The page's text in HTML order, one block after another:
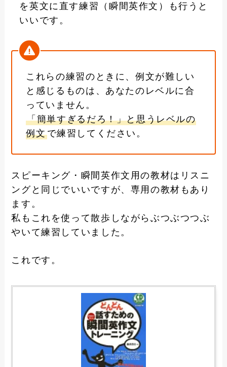
を英文に直す練習（瞬間英作文）も行うと
いいです。
これらの練習のときに、例文が難しい
と感じるものは、あなたのレベルに合
っていません。
「簡単すぎるだろ！」と思うレベルの
例文で練習してください。
スピーキング・瞬間英作文用の教材はリスニ
ングと同じでいいですが、専用の教材もあり
ます。
私もこれを使って散歩しながらぶつぶつつぶ
やいて練習していました。
これです。